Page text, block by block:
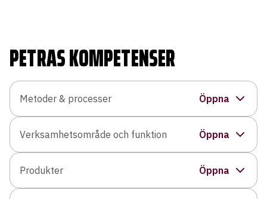
PETRAS KOMPETENSER
Metoder & processer
ITIL, Migrering, Koordinering, Processförvaltning,
Verksamhetsområde och funktion
Kvalitetsstyrning
Produkter
Planner